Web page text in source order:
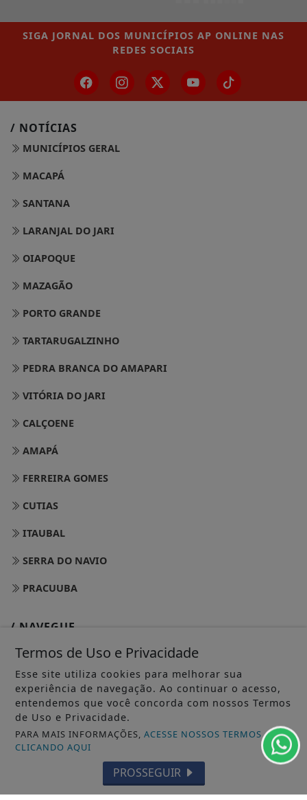
SIGA JORNAL DOS MUNICÍPIOS AP ONLINE NAS
REDES SOCIAIS
/ NOTÍCIAS
MUNICÍPIOS GERAL
MACAPÁ
SANTANA
LARANJAL DO JARI
OIAPOQUE
MAZAGÃO
PORTO GRANDE
TARTARUGALZINHO
PEDRA BRANCA DO AMAPARI
VITÓRIA DO JARI
CALÇOENE
AMAPÁ
FERREIRA GOMES
CUTIAS
ITAUBAL
SERRA DO NAVIO
PRACUUBA
/ NAVEGUE
INÍCIO
SOBRE
PAINEL DO LEITOR
TERMOS DE USO E PRIVACIDADE
Termos de Uso e Privacidade
Esse site utiliza cookies para melhorar sua
experiência de navegação. Ao continuar o acesso,
entendemos que você concorda com nossos Termos
de Uso e Privacidade.
PARA MAIS INFORMAÇÕES,ACESSE NOSSOS TERMOS
CLICANDO AQUI
PROSSEGUIR